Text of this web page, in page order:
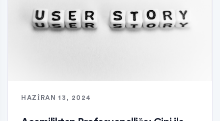
HAZIRAN 13, 2024